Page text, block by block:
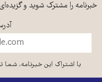
خبرنامه را مشترک شوید و گزیده‌ای
با اشتراک این خبرنامه، شما